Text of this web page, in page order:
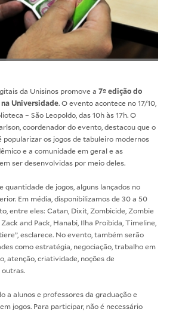
da Unisinos promove a 7ª edição do
Universidade. O evento acontece no 17/10,
– São Leopoldo, das 10h às 17h. O
coordenador do evento, destacou que o
os jogos de tabuleiro modernos
e a comunidade em geral e as
ser desenvolvidas por meio deles.
quantidade de jogos, alguns lançados no
Em média, disponibilizamos de 30 a 50
entre eles: Catan, Dixit, Zombicide, Zombie
and Pack, Hanabi, Ilha Proibida, Timeline,
esclarece. No evento, também serão
como estratégia, negociação, trabalho em
atenção, criatividade, noções de
outras.
a alunos e professores da graduação e
jogos. Para participar, não é necessário